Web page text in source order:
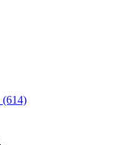
(614)